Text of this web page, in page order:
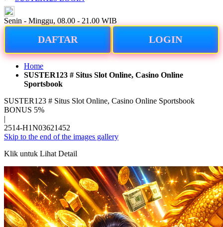
Senin - Minggu, 08.00 - 21.00 WIB
DAFTAR LOGIN
Home
SUSTER123 # Situs Slot Online, Casino Online
Sportsbook
SUSTER123 # Situs Slot Online, Casino Online Sportsbook
BONUS 5%
|
2514-H1N03621452
Skip to the end of the images gallery
Klik untuk Lihat Detail